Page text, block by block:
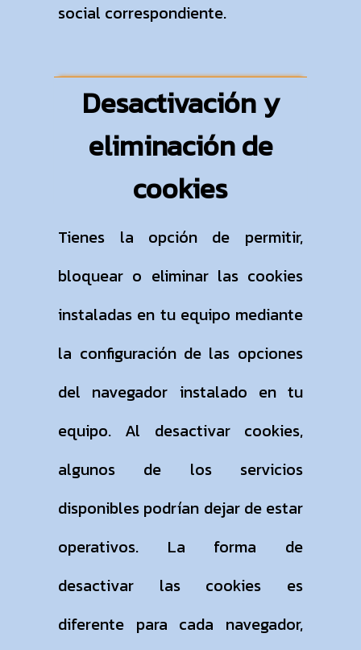
social correspondiente.
Desactivación y
eliminación de
cookies
Tienes la opción de permitir,
bloquear o eliminar las cookies
instaladas en tu equipo mediante
la configuración de las opciones
del navegador instalado en tu
equipo. Al desactivar cookies,
algunos de los servicios
disponibles podrían dejar de estar
operativos. La forma de
desactivar las cookies es
diferente para cada navegador,